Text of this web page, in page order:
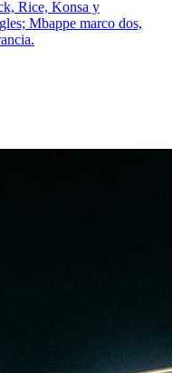
Rice, Konsa y
Mbappe marco dos,